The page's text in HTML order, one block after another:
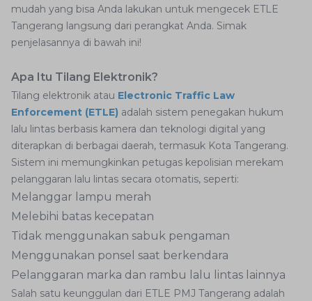
mudah yang bisa Anda lakukan untuk mengecek ETLE
Tangerang langsung dari perangkat Anda. Simak
penjelasannya di bawah ini!
Apa Itu Tilang Elektronik?
Tilang elektronik atau Electronic Traffic Law
Enforcement (ETLE) adalah sistem penegakan hukum
lalu lintas berbasis kamera dan teknologi digital yang
diterapkan di berbagai daerah, termasuk Kota Tangerang.
Sistem ini memungkinkan petugas kepolisian merekam
pelanggaran lalu lintas secara otomatis, seperti:
Melanggar lampu merah
Melebihi batas kecepatan
Tidak menggunakan sabuk pengaman
Menggunakan ponsel saat berkendara
Pelanggaran marka dan rambu lalu lintas lainnya
Salah satu keunggulan dari ETLE PMJ Tangerang adalah